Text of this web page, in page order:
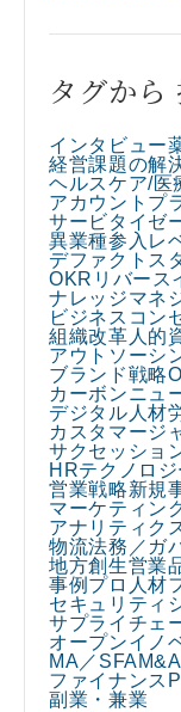
タグから
インタビュー
経営課題の解
ヘルスケア/医
アカウントプ
サービタイゼ
異業種参入 レ
デファクトス
OKR リバース
ナレッジマネ
ビジネスコン
組織改革人的
アウトソーシ
ブランド戦略
カーボンニュ
デジタル人材
カスタマージ
サクセッショ
HRテクノロ
営業戦略新規
マーケティン
アナリティク
物流法務／ガ
地方創生営業
事例 プロ人材
セキュリティ
サプライチェ
オープンイノ
MA／SFA
ファイナンス
副業・兼業